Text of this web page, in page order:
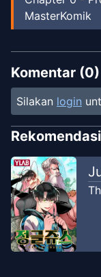
MasterKomik
Komentar (0)
Silakan login
Rekomendasi